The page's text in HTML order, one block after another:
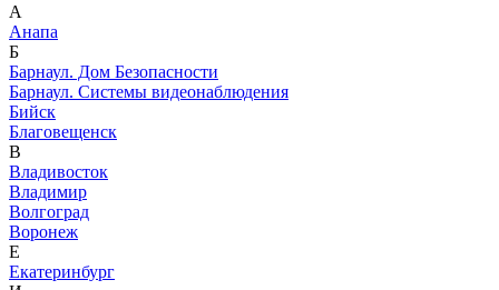
А
Анапа
Б
Барнаул. Дом Безопасности
Барнаул. Системы видеонаблюдения
Бийск
Благовещенск
В
Владивосток
Владимир
Волгоград
Воронеж
Е
Екатеринбург